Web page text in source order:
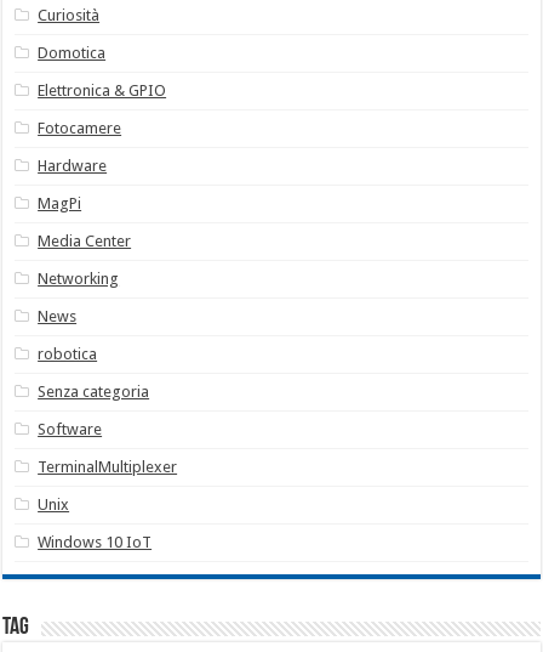
Curiosità
Domotica
Elettronica & GPIO
Fotocamere
Hardware
MagPi
Media Center
Networking
News
robotica
Senza categoria
Software
TerminalMultiplexer
Unix
Windows 10 IoT
Tag